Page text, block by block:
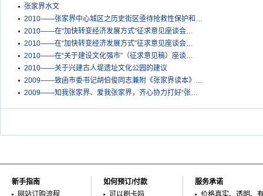
张家界水文
2010——张家界中心城区之历史街区亟待抢救性保护和…
2010——在“加快转变经济发展方式”征求意见座谈会…
2010——在“加快转变经济发展方式”征求意见座谈会…
2010——在“关于建设文化强市”（征求意见稿）座谈…
2010——关于兴建古人堤遗址文化公园的建议
2009——致函市委书记胡伯俊同志兼附《张家界读本》…
2009——知我张家界、爱我张家界，齐心协力打好“张…
新手指南
网站订购流程
如何预订/付款
可以刷卡吗
服务承诺
价格真实、透明、